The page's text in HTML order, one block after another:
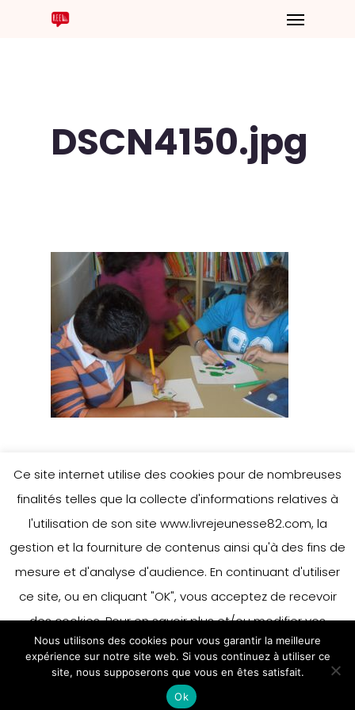
DSCN4150.jpg
Leave a Reply
You must be
comment.
Ce site internet utilise des cookies pour de nombreuses
finalités telles que la collecte d'informations relatives à
l'utilisation de son site www.livrejeunesse82.com, la
gestion et la fourniture de contenus ainsi qu'à des fins de
mesure et d'analyse d'audience. En continuant d'utiliser
ce site, ou en cliquant "OK", vous acceptez de recevoir
des cookies. Pour en savoir plus et/ou modifier vos
préférences en matière de cookies, merci de vous référer
à notre politique sur les cookies.
Accepter
En savoir plus
Nous utilisons des cookies pour vous garantir la meilleure
expérience sur notre site web. Si vous continuez à utiliser ce
site, nous supposerons que vous en êtes satisfait.
Ok